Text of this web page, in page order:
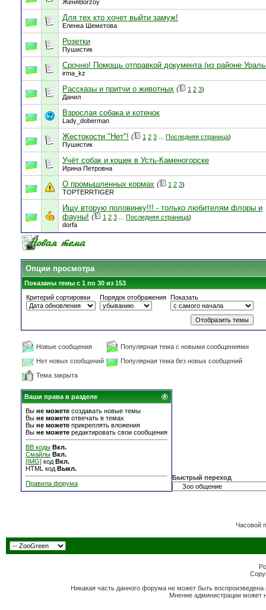
ЖеняBorzoy
Для тех кто хочет выйти замуж!
Еленка Шеметова
Розетки
Пушистик
Срочно! Помощь отправкой документа (из районе
irma_kz
Рассказы и притчи о животных ( 1 2 3)
Данил
Взрослая собака и котенок
Lady_doberman
Жестокости "Нет"! ( 1 2 3 Последняя страница)
Пушистик
Учёт собак и кошек в Усть-Каменогорске
Ирина Петровна
О промышленных кормах ( 1 2 3)
TOPTERRTIGER
Ищу вторую половинку!!! - только любителям флоры и
фауны! ( 1 2 3 Последняя страница)
dorfa
Опции просмотра
Показаны темы с 1 по 30 из 153
Критерий сортировки
Порядок отображения Показать
Новые сообщения
Популярная тема с новыми сообщениями
Нет новых сообщений
Популярная тема без новых сообщений
Тема закрыта
Ваши права в разделе
Вы не можете создавать новые темы
Вы не можете отвечать в темах
Вы не можете прикреплять вложения
Вы не можете редактировать свои сообщения
BB коды Вкл.
Смайлы Вкл.
[IMG] код Вкл.
HTML код Выкл.
Правила форума
Быстрый переход
Часовой
Никакая часть данного форума не может быть
Мнение администрации может